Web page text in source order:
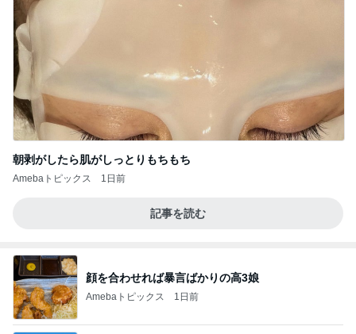
朝剥がしたら肌がしっとりもちもち
Amebaトピックス 1日前
記事を読む
顔を合わせれば暴言ばかりの高3娘
Amebaトピックス 1日前